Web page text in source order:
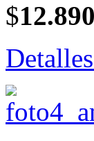
$12.890